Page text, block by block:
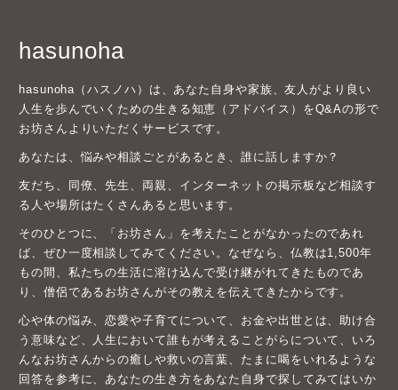
hasunoha
hasunoha（ハスノハ）は、あなた自身や家族、友人がより良い
人生を歩んでいくための生きる知恵（アドバイス）をQ&Aの形で
お坊さんよりいただくサービスです。
あなたは、悩みや相談ごとがあるとき、誰に話しますか？
友だち、同僚、先生、両親、インターネットの掲示板など相談す
る人や場所はたくさんあると思います。
そのひとつに、「お坊さん」を考えたことがなかったのであれ
ば、ぜひ一度相談してみてください。なぜなら、仏教は1,500年
もの間、私たちの生活に溶け込んで受け継がれてきたものであ
り、僧侶であるお坊さんがその教えを伝えてきたからです。
心や体の悩み、恋愛や子育てについて、お金や出世とは、助け合
う意味など、人生において誰もが考えることがらについて、いろ
んなお坊さんからの癒しや救いの言葉、たまに喝をいれるような
回答を参考に、あなたの生き方をあなた自身で探してみてはいか